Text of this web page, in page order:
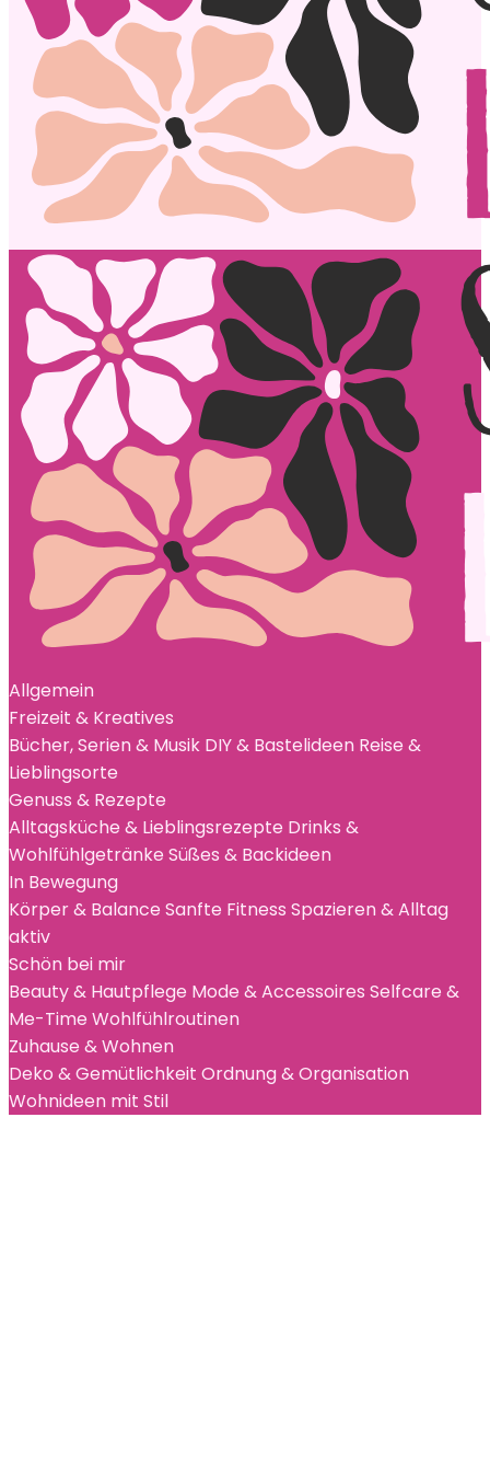
Allgemein
Freizeit & Kreatives
Bücher, Serien & Musik DIY & Bastelideen Reise &
Lieblingsorte
Genuss & Rezepte
Alltagsküche & Lieblingsrezepte Drinks &
Wohlfühlgetränke Süßes & Backideen
In Bewegung
Körper & Balance Sanfte Fitness Spazieren & Alltag
aktiv
Schön bei mir
Beauty & Hautpflege Mode & Accessoires Selfcare &
Me-Time Wohlfühlroutinen
Zuhause & Wohnen
Deko & Gemütlichkeit Ordnung & Organisation
Wohnideen mit Stil